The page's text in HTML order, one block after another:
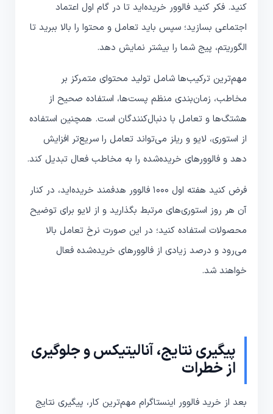
کنید. فکر کنید فالوور خریده‌اید تا در گام اول اعتماد
اجتماعی بسازید؛ سپس باید تعامل و محتوا را بالا ببرید تا
الگوریتم، پیج شما را بیشتر نمایش دهد.
مهم‌ترین ترکیب‌ها شامل تولید محتوای متمرکز بر
مخاطب، زمان‌بندی منظم پست‌ها، استفاده صحیح از
هشتگ‌ها و تعامل با دنبال‌کنندگان است. همچنین استفاده
از استوری، لایو و ریلز می‌تواند تعامل را سریع‌تر افزایش
دهد و فالوورهای خریده‌شده را به مخاطب فعال تبدیل کند.
فرض کنید هفته اول 1000 فالوور هدفمند خریده‌اید، در کنار
آن هر روز استوری‌های مرتبط بگذارید و از لایو برای توضیح
محصولات استفاده کنید؛ در این صورت نرخ تعامل بالا
می‌رود و درصد زیادی از فالوورهای خریده‌شده فعال
خواهند شد.
پیگیری نتایج، آنالیتیکس و جلوگیری
از خطرات
بعد از خرید فالوور اینستاگرام مهم‌ترین کار، پیگیری نتایج